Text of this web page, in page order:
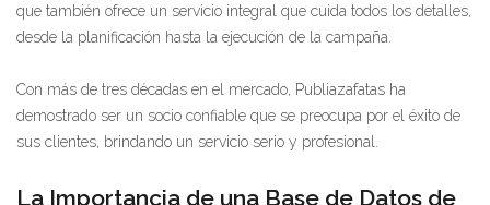
que también ofrece un servicio integral que cuida todos los detalles,
desde la planificación hasta la ejecución de la campaña.
Con más de tres décadas en el mercado, Publiazafatas ha
demostrado ser un socio confiable que se preocupa por el éxito de
sus clientes, brindando un servicio serio y profesional.
La Importancia de una Base de Datos de